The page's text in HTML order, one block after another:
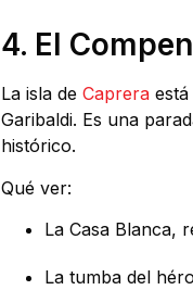
4. El
La isla de Caprera
Garibaldi. Es una
histórico.
Qué ver:
La Casa Blanca,
La tumba del